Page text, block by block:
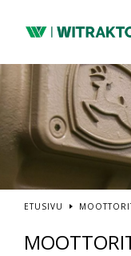
pääsisältöön
ETUSIVU